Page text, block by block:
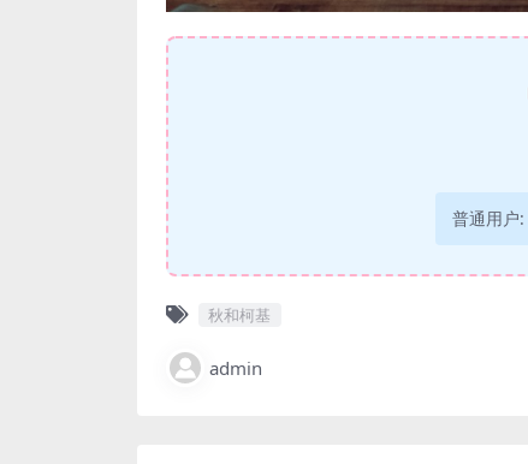
普通用户:
秋和柯基
admin